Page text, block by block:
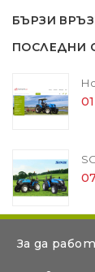
За да
БЪРЗИ
ПОСЛЕДНИ
©